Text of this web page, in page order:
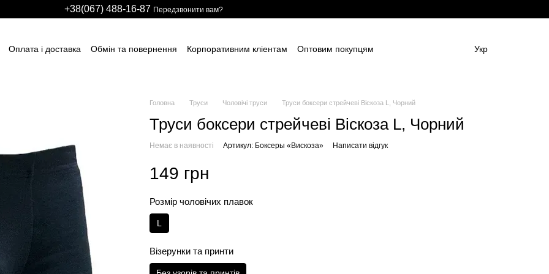
+38(067) 488-16-87 Передзвонити вам?
Оплата і доставка Обмін та повернення Корпоративним кліентам
Оптовим покупцям
Укр
Головна Труси Чоловічі труси Труси боксери стрейчеві Віскоза L, Чорний
Труси боксери стрейчеві Віскоза L, Чорний
Немає в наявності Артикул: Боксеры «Вискоза» Написати відгук
149 грн
Розмір чоловічих плавок
L
Візерунки та принти